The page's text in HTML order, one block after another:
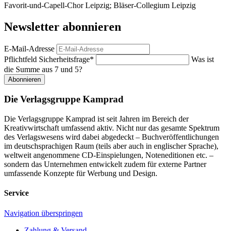
Favorit-und-Capell-Chor Leipzig; Bläser-Collegium Leipzig
Newsletter abonnieren
E-Mail-Adresse
Pflichtfeld Sicherheitsfrage*
Was ist
die Summe aus 7 und 5?
Abonnieren
Die Verlagsgruppe Kamprad
Die Verlagsgruppe Kamprad ist seit Jahren im Bereich der
Kreativwirtschaft umfassend aktiv. Nicht nur das gesamte Spektrum
des Verlagswesens wird dabei abgedeckt – Buchveröffentlichungen
im deutschsprachigen Raum (teils aber auch in englischer Sprache),
weltweit angenommene CD-Einspielungen, Noteneditionen etc. –
sondern das Unternehmen entwickelt zudem für externe Partner
umfassende Konzepte für Werbung und Design.
Service
Navigation überspringen